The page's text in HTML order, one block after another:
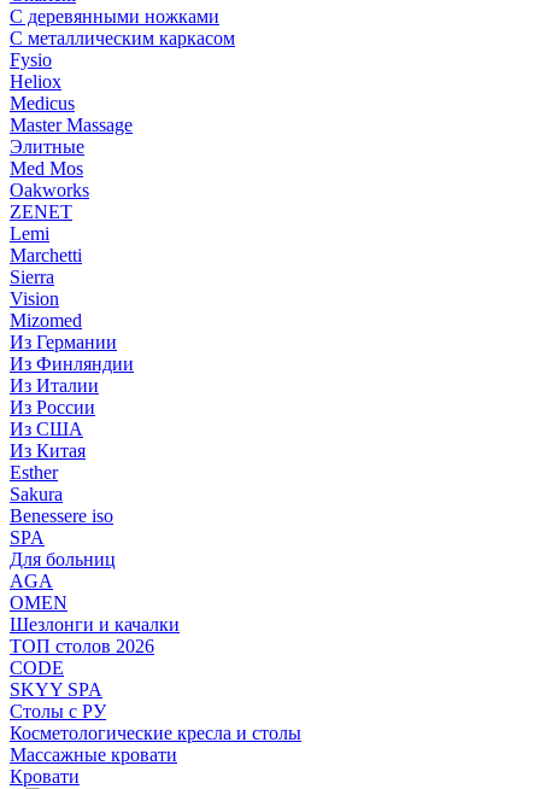
С деревянными ножками
С металлическим каркасом
Fysio
Heliox
Medicus
Master Massage
Элитные
Med Mos
Oakworks
ZENET
Lemi
Marchetti
Sierra
Vision
Mizomed
Из Германии
Из Финляндии
Из Италии
Из России
Из США
Из Китая
Esther
Sakura
Benessere iso
SPA
Для больниц
AGA
OMEN
Шезлонги и качалки
ТОП столов 2026
CODE
SKYY SPA
Столы с РУ
Косметологические кресла и столы
Массажные кровати
Кровати